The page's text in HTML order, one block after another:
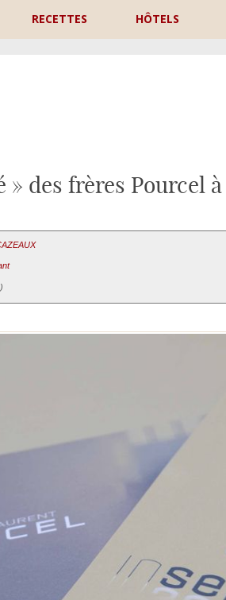
RECETTES HÔTELS
» des frères Pourcel
)